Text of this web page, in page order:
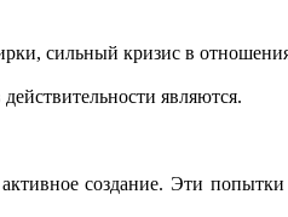
сильный кризис в
являются.
создание. Эти попытки